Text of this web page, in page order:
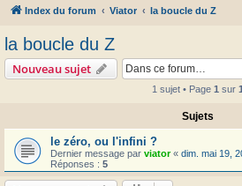
Index du forum Viator la boucle du Z
la boucle du Z
Nouveau sujet
1 sujet • Page 1 sur 1
Sujets
le zéro, ou l'infini ?
Dernier message par viator« dim. mai 19,
Réponses : 5